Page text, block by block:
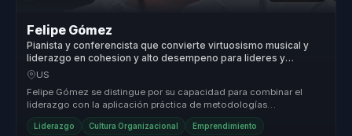
Felipe Gómez
Pianista y conferencista que convierte virtuosismo musical y
liderazgo en cohesion y alto desempeno para lideres y
equipos.
US
Felipe Gómez se distingue por su capacidad para combinar el
liderazgo con la aplicación práctica de metodologías
innovadoras que transfor...
Liderazgo Cultura Organizacional Emprendimiento